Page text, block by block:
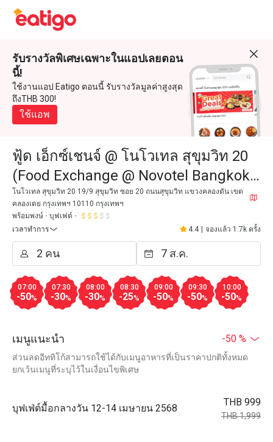
รับรางวัลพิเศษเฉพาะในแอปเลยตอน
นี้!
ใช้งานแอป Eatigo ตอนนี้ รับรางวัลมูลค่าสูงสุด
ถึงTHB 300!
ใช้แอพ
ฟู้ด เอ็กซ์เชนจ์ @ โนโวเทล สุขุมวิท 20
(Food Exchange @ Novotel Bangkok
Sukhumvit 20)
โนโวเทล สุขุมวิท 20 19/9 สุขุมวิท ซอย 20 ถนนสุขุมวิท แขวงคลองตัน เขต
คลองเตย กรุงเทพฯ 10110 กรุงเทพฯ
พร้อมพงษ์
บุฟเฟต์
เวลาทำการ
4.4 จองแล้ว 1.7k ครั้ง
07:00
-50%
07:30
-30%
08:00
-30%
08:30
-25%
09:00
-50%
09:30
-50%
10:00
-50%
เมนูแนะนำ -50 %
ส่วนลดอีททิโก้สามารถใช้ได้กับเมนูอาหารที่เป็นราคาปกติทั้งหมด
ยกเว้นเมนูที่ระบุไว้ในเงื่อนไขพิเศษ
บุฟเฟ่ต์มื้อกลางวัน 12-14 เมษายน 2568
THB 999
THB 1,999